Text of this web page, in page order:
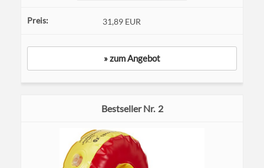
31,89 EUR
» zum Angebot
2